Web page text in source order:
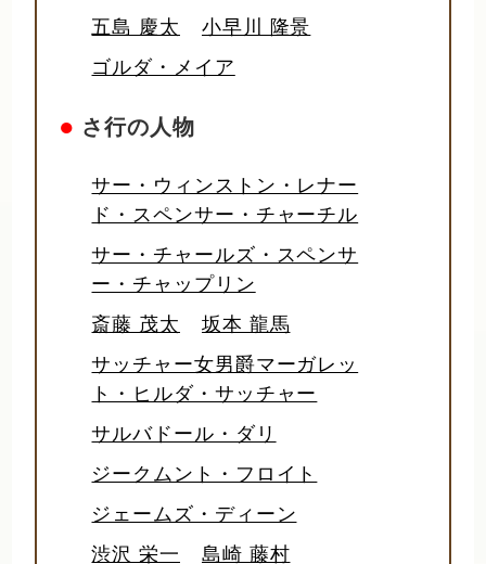
五島 慶太
小早川 隆景
ゴルダ・メイア
● さ行の人物
サー・ウィンストン・レナー
ド・スペンサー・チャーチル
サー・チャールズ・スペンサ
ー・チャップリン
斎藤 茂太
坂本 龍馬
サッチャー女男爵マーガレッ
ト・ヒルダ・サッチャー
サルバドール・ダリ
ジークムント・フロイト
ジェームズ・ディーン
渋沢 栄一
島崎 藤村